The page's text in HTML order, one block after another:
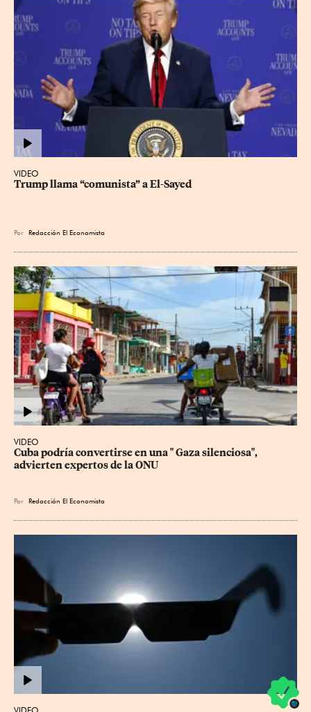
VIDEO
Trump llama “comunista” a El-Sayed
Por Redacción El Economista
VIDEO
Cuba podría convertirse en una " Gaza silenciosa",
advierten expertos de la ONU
Por Redacción El Economista